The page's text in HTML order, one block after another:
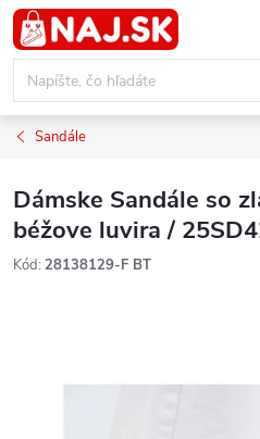
Prejsť
na
obsah
Sandále
Dámske Sandále so
béžove luvira /
Kód: 28138129-F BT